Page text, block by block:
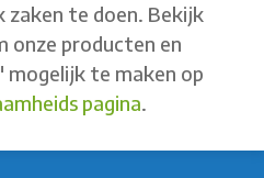
zaken te doen. Bekijk
onze producten en
mogelijk te maken op
pagina.